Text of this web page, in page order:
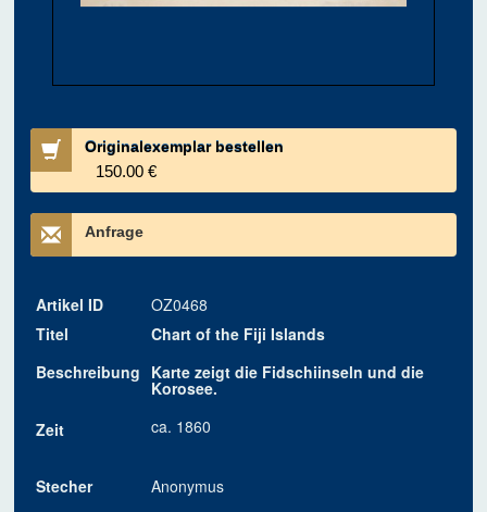
Originalexemplar bestellen
150.00 €
Anfrage
Artikel ID
OZ0468
Titel
Chart of the Fiji Islands
Beschreibung Karte zeigt die Fidschiinseln und die
Korosee.
Zeit
ca. 1860
Stecher
Anonymus